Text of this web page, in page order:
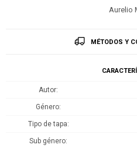
Aurelio
MÉTODOS Y
Autor
Género
Tipo de tapa
Sub género